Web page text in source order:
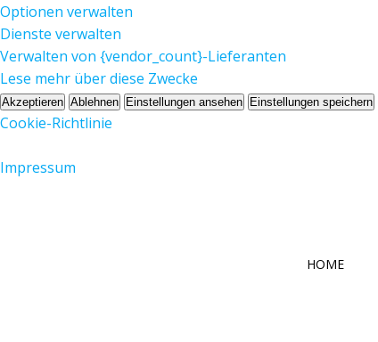
Optionen verwalten
Dienste verwalten
Verwalten von {vendor_count}-Lieferanten
Lese mehr über diese Zwecke
Akzeptieren Ablehnen Einstellungen ansehen Einstellungen speichern
Cookie-Richtlinie
Impressum
HOME